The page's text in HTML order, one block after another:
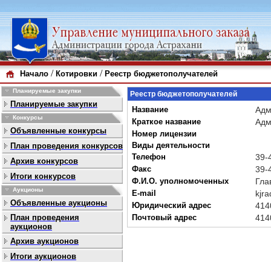
Начало / Котировки / Реестр бюджетополучателей
Планируемые закупки
Планируемые закупки
Конкурсы
Объявленные конкурсы
План проведения конкурсов
Архив конкурсов
Итоги конкурсов
Аукционы
Объявленные аукционы
План проведения
аукционов
Архив аукционов
Итоги аукционов
Реестр бюджетополучателей
Название
Краткое название
Номер лицензии
Виды деятельности
Телефон
39-
Факс 39-
Ф.И.О. уполномоченных
E-mail
Юридический адрес
Почтовый адрес